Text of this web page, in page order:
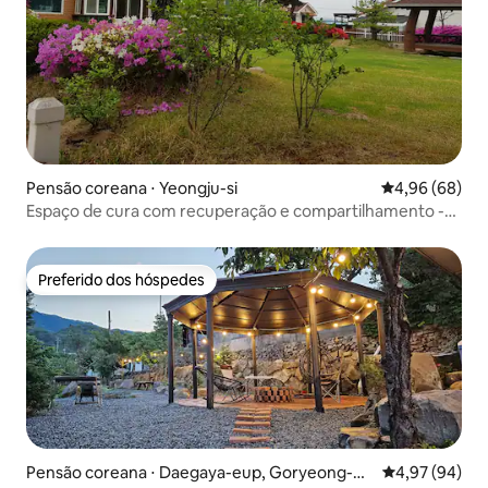
Pensão coreana ⋅ Yeongju-si 4,96 de uma
4,96 (68)
Espaço de cura com recuperação e compartilhamento -
Preferido dos hóspedes
Preferido dos hóspedes
Pensão coreana ⋅ Daegaya-eup, Goryeong-gu
4,97 de uma
4,97 (94)